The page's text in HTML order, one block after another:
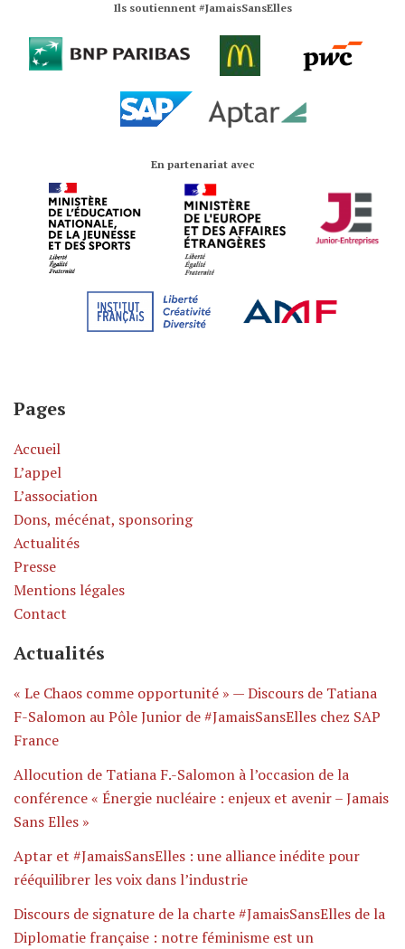
Ils soutiennent #JamaisSansElles
En partenariat avec
Pages
Accueil
L’appel
L’association
Dons, mécénat, sponsoring
Actualités
Presse
Mentions légales
Contact
Actualités
« Le Chaos comme opportunité » — Discours de Tatiana
F-Salomon au Pôle Junior de #JamaisSansElles chez SAP
France
Allocution de Tatiana F.-Salomon à l’occasion de la
conférence « Énergie nucléaire : enjeux et avenir – Jamais
Sans Elles »
Aptar et #JamaisSansElles : une alliance inédite pour
rééquilibrer les voix dans l’industrie
Discours de signature de la charte #JamaisSansElles de la
Diplomatie française : notre féminisme est un